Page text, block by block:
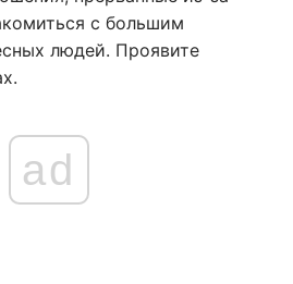
с большим
людей. Проявите
ad